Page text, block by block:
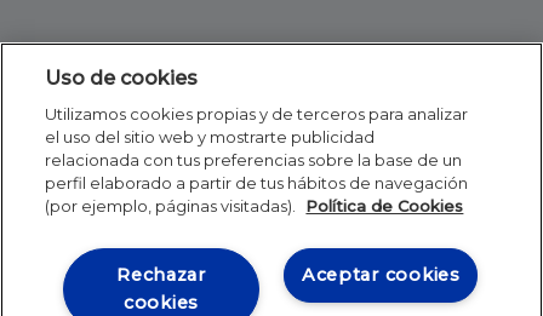
Uso de cookies
Utilizamos cookies propias y de terceros para analizar
el uso del sitio web y mostrarte publicidad
relacionada con tus preferencias sobre la base de un
perfil elaborado a partir de tus hábitos de navegación
(por ejemplo, páginas visitadas).
Política de Cookies
Aceptar cookies
Rechazar
cookies